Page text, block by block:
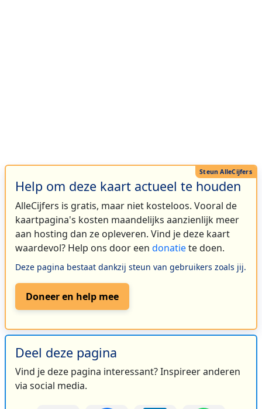
Help om deze kaart actueel te houden
AlleCijfers is gratis, maar niet kosteloos. Vooral de
kaartpagina's kosten maandelijks aanzienlijk meer
aan hosting dan ze opleveren. Vind je deze kaart
waardevol? Help ons door een donatiete doen.
Deze pagina bestaat dankzij steun van gebruikers zoals jij.
Doneer en help mee
Deel deze pagina
Vind je deze pagina interessant? Inspireer anderen
via social media.